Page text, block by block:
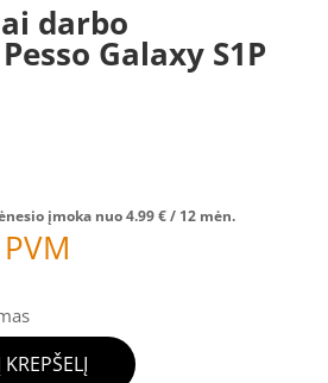
darbo
Galaxy S1P
įmoka nuo4.99€/ 12 mėn.
KREPŠELĮ